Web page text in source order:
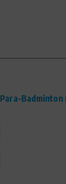
Para-Badminton